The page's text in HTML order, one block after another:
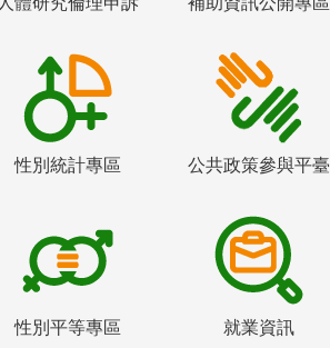
性別統計專區 公共政策參與平臺
性別平等專區 就業資訊